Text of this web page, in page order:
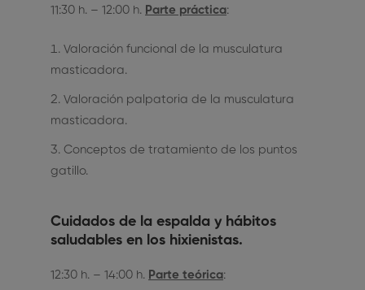
11:30 h. – 12:00 h. Parte práctica:
Valoración funcional de la musculatura
masticadora.
Valoración palpatoria de la musculatura
masticadora.
Conceptos de tratamiento de los puntos
gatillo.
Cuidados de la espalda y hábitos
saludables en los hixienistas.
12:30 h. – 14:00 h. Parte teórica: